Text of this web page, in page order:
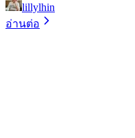
lillylhin
อ่านต่อ